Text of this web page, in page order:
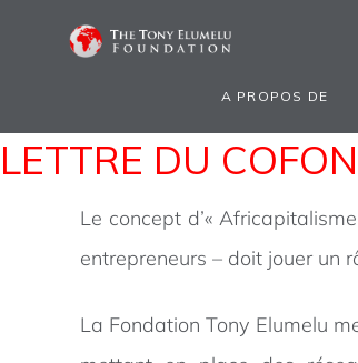
A PROPOS DE
LETTRE DU
Le concept d’«
entrepreneurs – doit jouer un
La Fondation Tony Elumelu